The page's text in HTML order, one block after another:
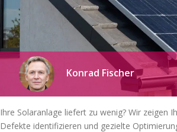
Konrad Fischer
Ihre Solaranlage liefert zu wenig? Wir zeigen
Defekte identifizieren und gezielte